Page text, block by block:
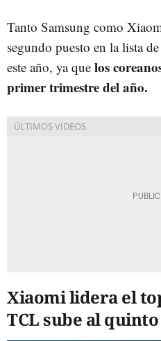
Tanto Samsung como
segundo puesto en la lista
este año, ya que los
primer trimestre del año.
Xiaomi lidera el
TCL sube al